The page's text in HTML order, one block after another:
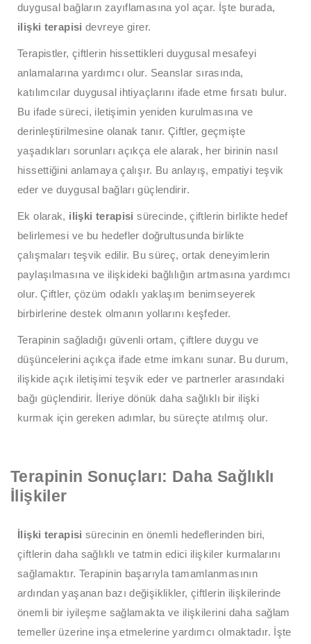
duygusal bağların zayıflamasına yol açar. İşte burada,
ilişki terapisi devreye girer.
Terapistler, çiftlerin hissettikleri duygusal mesafeyi
anlamalarına yardımcı olur. Seanslar sırasında,
katılımcılar duygusal ihtiyaçlarını ifade etme fırsatı bulur.
Bu ifade süreci, iletişimin yeniden kurulmasına ve
derinleştirilmesine olanak tanır. Çiftler, geçmişte
yaşadıkları sorunları açıkça ele alarak, her birinin nasıl
hissettiğini anlamaya çalışır. Bu anlayış, empatiyi teşvik
eder ve duygusal bağları güçlendirir.
Ek olarak, ilişki terapisi sürecinde, çiftlerin birlikte hedef
belirlemesi ve bu hedefler doğrultusunda birlikte
çalışmaları teşvik edilir. Bu süreç, ortak deneyimlerin
paylaşılmasına ve ilişkideki bağlılığın artmasına yardımcı
olur. Çiftler, çözüm odaklı yaklaşım benimseyerek
birbirlerine destek olmanın yollarını keşfeder.
Terapinin sağladığı güvenli ortam, çiftlere duygu ve
düşüncelerini açıkça ifade etme imkanı sunar. Bu durum,
ilişkide açık iletişimi teşvik eder ve partnerler arasındaki
bağı güçlendirir. İleriye dönük daha sağlıklı bir ilişki
kurmak için gereken adımlar, bu süreçte atılmış olur.
Terapinin Sonuçları: Daha Sağlıklı
İlişkiler
İlişki terapisi sürecinin en önemli hedeflerinden biri,
çiftlerin daha sağlıklı ve tatmin edici ilişkiler kurmalarını
sağlamaktır. Terapinin başarıyla tamamlanmasının
ardından yaşanan bazı değişiklikler, çiftlerin ilişkilerinde
önemli bir iyileşme sağlamakta ve ilişkilerini daha sağlam
temeller üzerine inşa etmelerine yardımcı olmaktadır. İşte